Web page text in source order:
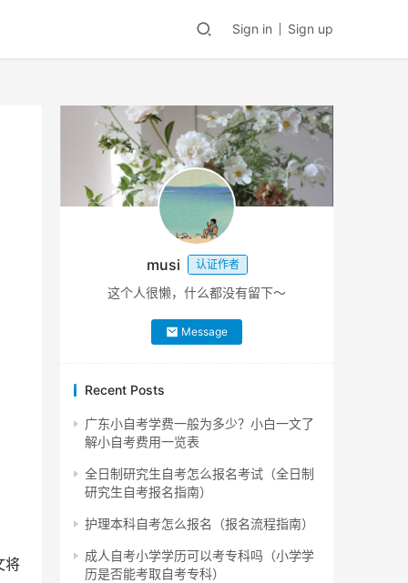
Sign in Sign up
将
musi 认证作者
这个人很懒，什么都没有留下～
Message
Recent Posts
广东小自考学费一般为多少？小白一文了
解小自考费用一览表
全日制研究生自考怎么报名考试（全日制
研究生自考报名指南）
护理本科自考怎么报名（报名流程指南）
成人自考小学学历可以考专科吗（小学学
历是否能考取自考专科）